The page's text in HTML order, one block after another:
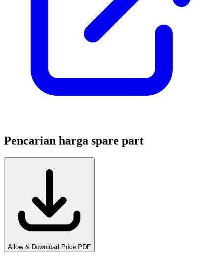
Pencarian harga spare part
Allow & Download Price PDF